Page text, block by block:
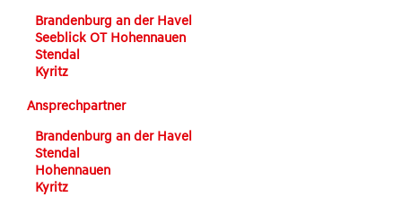
Brandenburg an der Havel
Seeblick OT Hohennauen
Stendal
Kyritz
Ansprechpartner
Brandenburg an der Havel
Stendal
Hohennauen
Kyritz